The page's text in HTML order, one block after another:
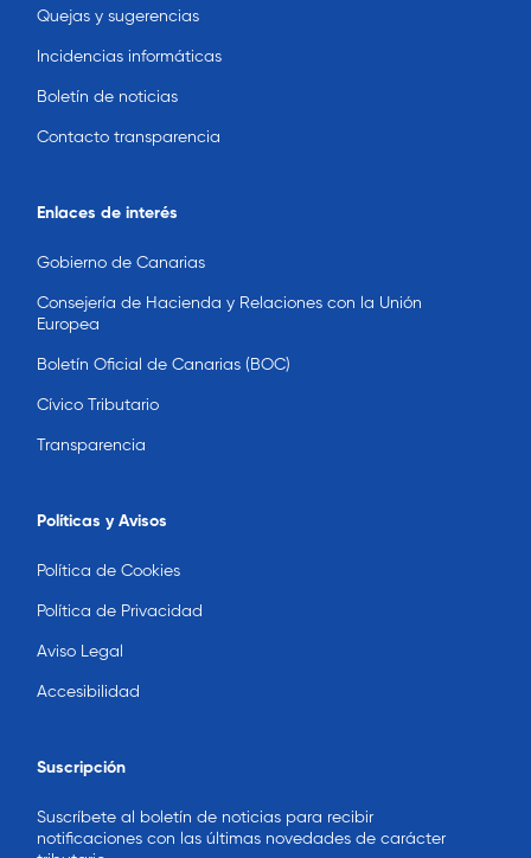
Quejas y sugerencias
Incidencias informáticas
Boletín de noticias
Contacto transparencia
Enlaces de interés
Gobierno de Canarias
Consejería de Hacienda y Relaciones con la Unión
Europea
Boletín Oficial de Canarias (BOC)
Cívico Tributario
Transparencia
Políticas y Avisos
Política de Cookies
Política de Privacidad
Aviso Legal
Accesibilidad
Suscripción
Suscríbete al boletín de noticias para recibir
notificaciones con las últimas novedades de carácter